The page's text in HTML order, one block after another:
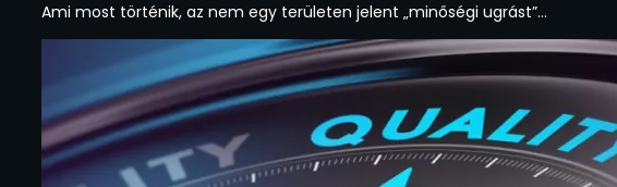
Ami most történik, az nem egy területen jelent „minőségi ugrást”…